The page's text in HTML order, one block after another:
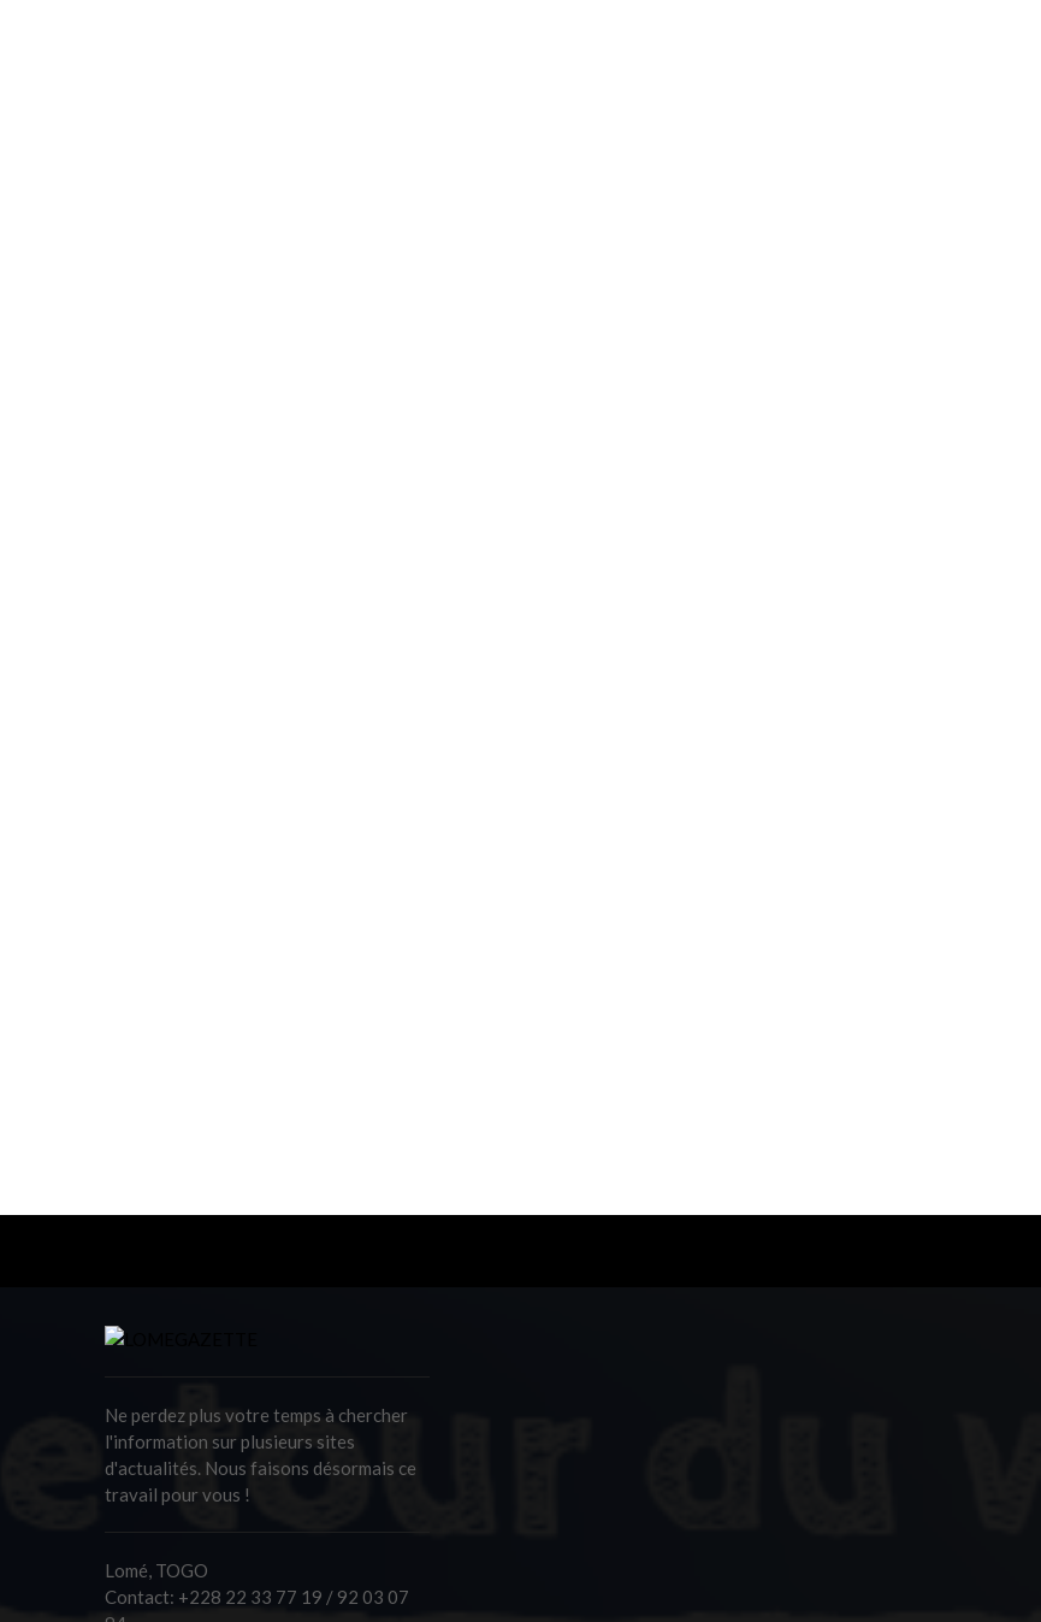
Ne perdez plus votre temps à chercher
l'information sur plusieurs sites
d'actualités. Nous faisons désormais ce
travail pour vous !
Lomé, TOGO
Contact: +228 22 33 77 19 / 92 03 07